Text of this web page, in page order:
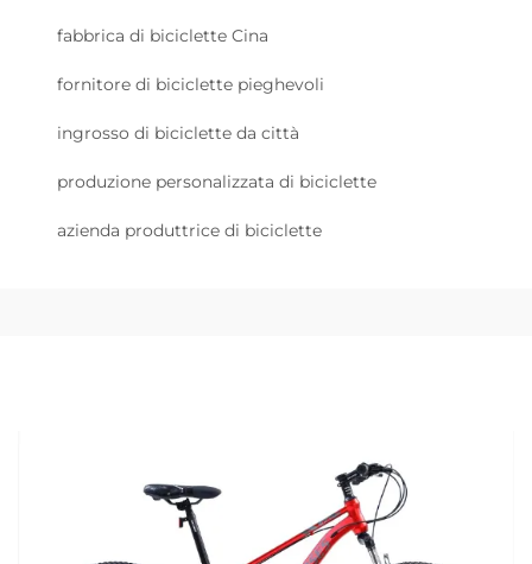
fabbrica di biciclette Cina
fornitore di biciclette pieghevoli
ingrosso di biciclette da città
produzione personalizzata di biciclette
azienda produttrice di biciclette